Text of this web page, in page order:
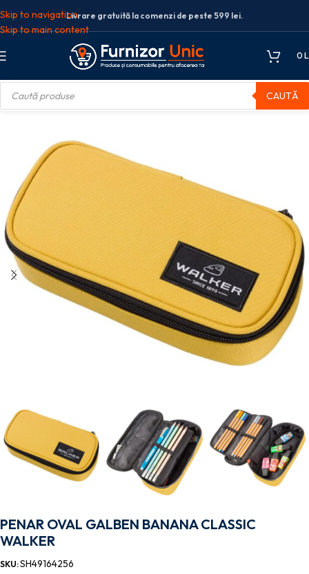
Skip to navigation
Skip to main content
Livrare gratuită la comenzi de peste 599 lei.
0
CAUTĂ
Penar neechipat
PENAR OVAL GALBEN BANANA CLASSIC
WALKER
SKU:SH49164256